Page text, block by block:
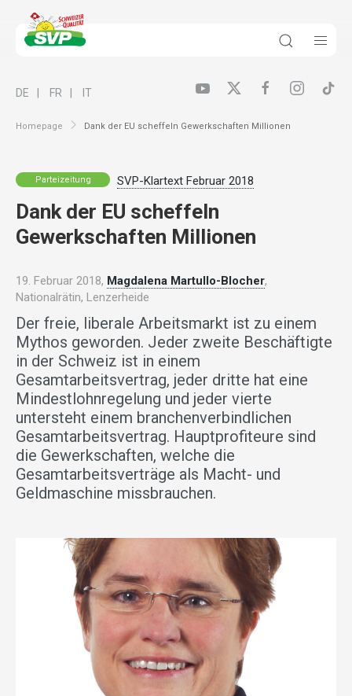
Homepage Dank der EU scheffeln Gewerkschaften Millionen
DE FR IT
Parteizeitung SVP-Klartext Februar 2018
Dank der EU scheffeln
Gewerkschaften Millionen
19. Februar 2018, Magdalena Martullo-Blocher,
Nationalrätin, Lenzerheide
Der freie, liberale Arbeitsmarkt ist zu einem
Mythos geworden. Jeder zweite Beschäftigte
in der Schweiz ist in einem
Gesamtarbeitsvertrag, jeder dritte hat eine
Mindestlohnregelung und jeder vierte
untersteht einem branchenverbindlichen
Gesamtarbeitsvertrag. Hauptprofiteure sind
die Gewerkschaften, welche die
Gesamtarbeitsverträge als Macht- und
Geldmaschine missbrauchen.